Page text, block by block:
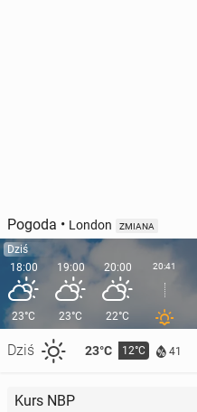
Pogoda • London ZMIANA
Dziś
18:00
23°C
Dziś 23°C 12°C 41
19:00
23°C
20:00
22°C
20:41
Kurs NBP